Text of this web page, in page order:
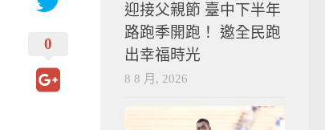
0
迎接父親節 臺中下半年
路跑季開跑！ 邀全民跑
出幸福時光
8 8 月, 2026